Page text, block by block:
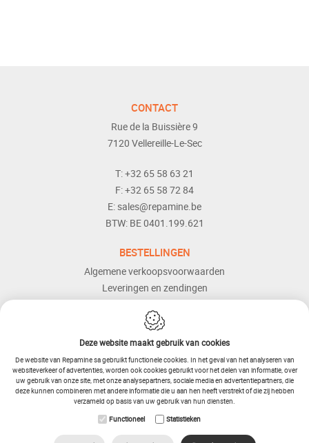
CONTACT
Rue de la Buissière 9
7120 Vellereille-Le-Sec
T:+32 65 58 63 21
F:+32 65 58 72 84
E:sales@repamine.be
BTW: BE 0401.199.621
BESTELLINGEN
Algemene verkoopsvoorwaarden
Leveringen en zendingen
Betaalmogelijkheden
Dienst naverkoop
Hulp en bijstand
Deze website maakt gebruik van cookies
De website van Repamine sa gebruikt functionele cookies. In het geval van het analyseren van
websiteverkeer of advertenties, worden ook cookies gebruikt voor het delen van informatie, over
uw gebruik van onze site, met onze analysepartners, sociale media en advertentiepartners, die
deze kunnen combineren met andere informatie die u aan hen heeft verstrekt of die zij hebben
verzameld op basis van uw gebruik van hun diensten.
Functioneel
Statistieken